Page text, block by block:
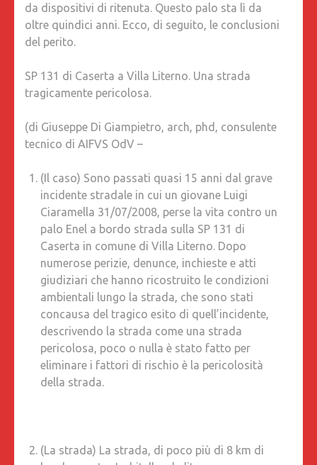
da dispositivi di ritenuta. Questo palo sta lì da
oltre quindici anni. Ecco, di seguito, le conclusioni
del perito.
SP 131 di Caserta a Villa Literno. Una strada
tragicamente pericolosa.
(di Giuseppe Di Giampietro, arch, phd, consulente
tecnico di AIFVS OdV –
(Il caso) Sono passati quasi 15 anni dal grave
incidente stradale in cui un giovane Luigi
Ciaramella 31/07/2008, perse la vita contro un
palo Enel a bordo strada sulla SP 131 di
Caserta in comune di Villa Literno. Dopo
numerose perizie, denunce, inchieste e atti
giudiziari che hanno ricostruito le condizioni
ambientali lungo la strada, che sono stati
concausa del tragico esito di quell’incidente,
descrivendo la strada come una strada
pericolosa, poco o nulla è stato fatto per
eliminare i fattori di rischio è la pericolosità
della strada.
(La strada) La strada, di poco più di 8 km di